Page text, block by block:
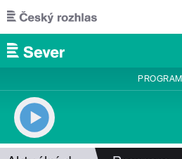
Přejít k hlavnímu obsahu
PROGRAM